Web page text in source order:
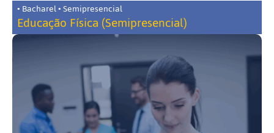
• Bacharel • Semipresencial
Educação Física (Semipresencial)